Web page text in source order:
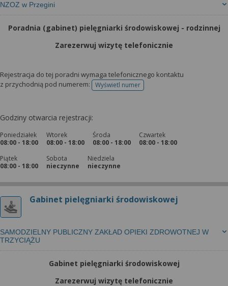
NZOZ w Przegini
Poradnia (gabinet) pielęgniarki środowiskowej - rodzinnej
Zarezerwuj wizytę telefonicznie
Rejestracja do tej poradni wymaga telefonicznego kontaktu
z przychodnią pod numerem:
Wyświetl numertelefonu do rejestracji
Godziny otwarcia rejestracji:
Poniedziałek
08:00 - 18:00
Wtorek
08:00 - 18:00
Środa
08:00 - 18:00
Czwartek
08:00 - 18:00
Piątek
08:00 - 18:00
Sobota
nieczynne
Niedziela
nieczynne
Gabinet pielęgniarki środowiskowej
SAMODZIELNY PUBLICZNY ZAKŁAD OPIEKI ZDROWOTNEJ W
TRZYCIĄŻU
Gabinet pielęgniarki środowiskowej
Zarezerwuj wizytę telefonicznie